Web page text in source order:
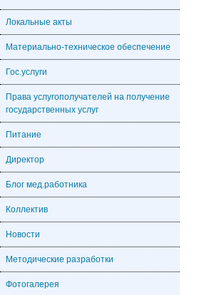
Локальные акты
Материально-техническое обеспечение
Гос.услуги
Права услугополучателей на получение
государственных услуг
Питание
Директор
Блог мед.работника
Коллектив
Новости
Методические разработки
Фотогалерея